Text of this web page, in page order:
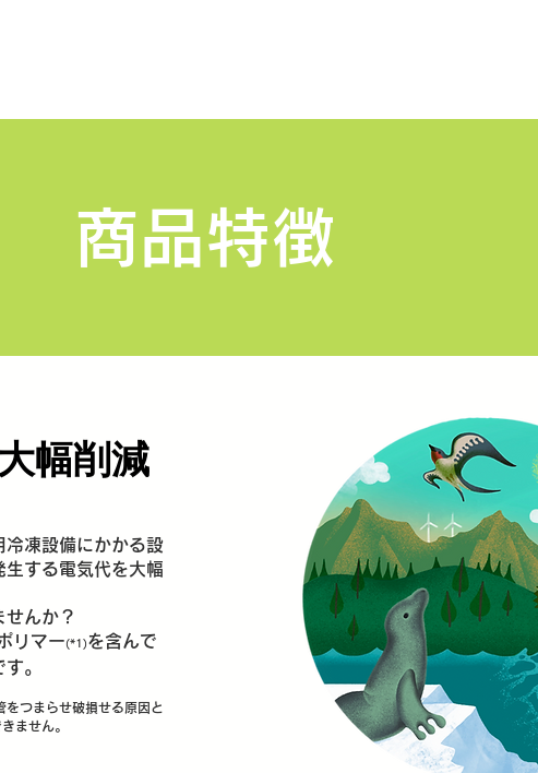
商品特徴
幅削減​
冷凍設備にかかる設
する電気代を大幅
せんか？
リマー (*1) を含んで
。
つまらせ破損せる原因と
ません。